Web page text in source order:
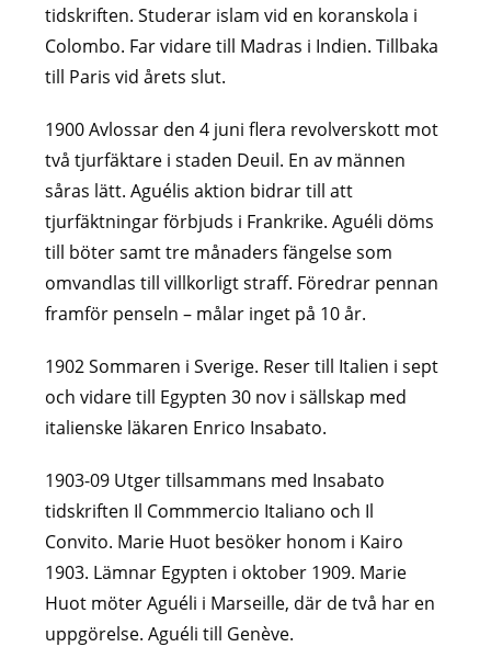
tidskriften. Studerar islam vid en koranskola i
Colombo. Far vidare till Madras i Indien. Tillbaka
till Paris vid årets slut.
1900 Avlossar den 4 juni flera revolverskott mot
två tjurfäktare i staden Deuil. En av männen
såras lätt. Aguélis aktion bidrar till att
tjurfäktningar förbjuds i Frankrike. Aguéli döms
till böter samt tre månaders fängelse som
omvandlas till villkorligt straff. Föredrar pennan
framför penseln – målar inget på 10 år.
1902 Sommaren i Sverige. Reser till Italien i sept
och vidare till Egypten 30 nov i sällskap med
italienske läkaren Enrico Insabato.
1903-09 Utger tillsammans med Insabato
tidskriften Il Commmercio Italiano och Il
Convito. Marie Huot besöker honom i Kairo
1903. Lämnar Egypten i oktober 1909. Marie
Huot möter Aguéli i Marseille, där de två har en
uppgörelse. Aguéli till Genève.